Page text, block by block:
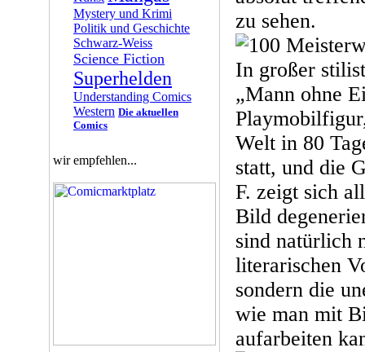
Mystery und Krimi
Politik und Geschichte
Schwarz-Weiss
Science Fiction
Superhelden
Understanding Comics
Western Die aktuellen
Comics
wir empfehlen...
zu sehen.
In großer
„Mann ohne
Welt in 80
statt, und die
F. zeigt sich
Bild
sind natürlich
literarischen
sondern die
wie man mit
aufarbeiten